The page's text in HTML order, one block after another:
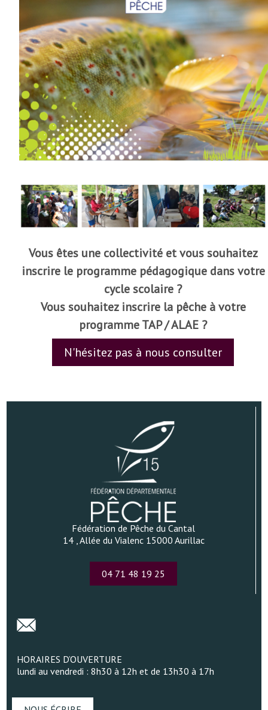
Vous êtes une collectivité et vous souhaitez
inscrire le programme pédagogique dans votre
cycle scolaire ?
Vous souhaitez inscrire la pêche à votre
programme TAP / ALAE ?
N'hésitez pas à nous consulter
Fédération de Pêche du Cantal
14 , Allée du Vialenc 15000 Aurillac
04 71 48 19 25
HORAIRES D’OUVERTURE
lundi au vendredi : 8h30 à 12h et de 13h30 à 17h